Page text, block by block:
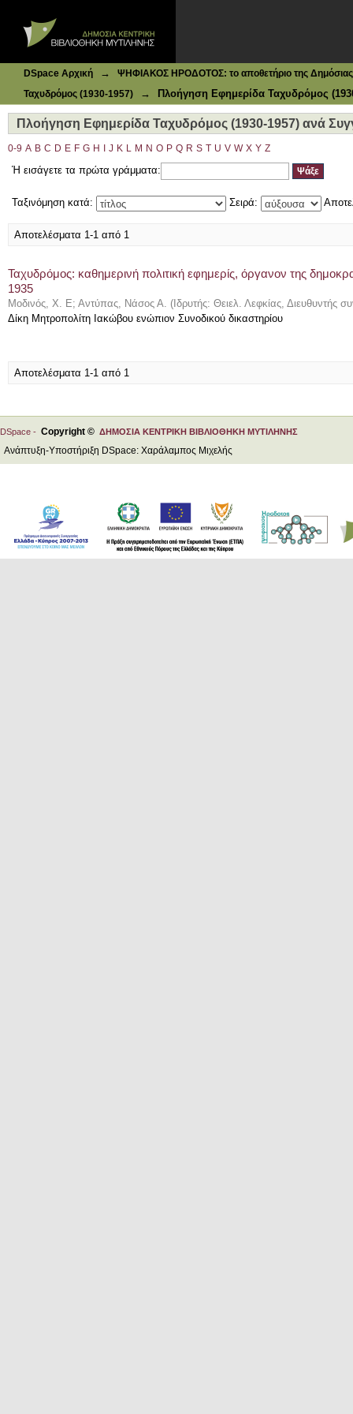
DSpace Αρχική →
ΨΗΦΙΑΚΟΣ ΗΡΟΔΟΤΟΣ: το αποθετήριο της Δημόσιας
Ταχυδρόμος (1930-1957)
→ Πλοήγηση Εφημερίδα Ταχυδρόμος
Πλοήγηση Εφημερίδα Ταχυδρόμος (1930-1957) ανά
0-9 A B C D E F G H J K L M N O P Q R S T U V W X Y Z
Ή εισάγετε τα πρώτα γράμματα:
Ταξινόμηση κατά: Σειρά:
Αποτελέσματα 1-1 από 1
Ταχυδρόμος: καθημερινή πολιτική εφημερίς, όργανον της
1935
Μοδινός, Χ. Ε; Αντύπας, Νάσος Α. ( Ιδρυτής: Θειελ. Λεφκίας,
Δίκη Μητροπολίτη Ιακώβου ενώπιον Συνοδικού δικαστηρίου
Αποτελέσματα 1-1 από 1
DSpace - Copyright © ΔΗΜΟΣΙΑ ΚΕΝΤΡΙΚΗ ΒΙΒΛΙΟΘΗΚΗ ΜΥΤΙΛΗΝΗΣ
Ανάπτυξη-Υποστήριξη DSpace: Χαράλαμπος Μιχελής